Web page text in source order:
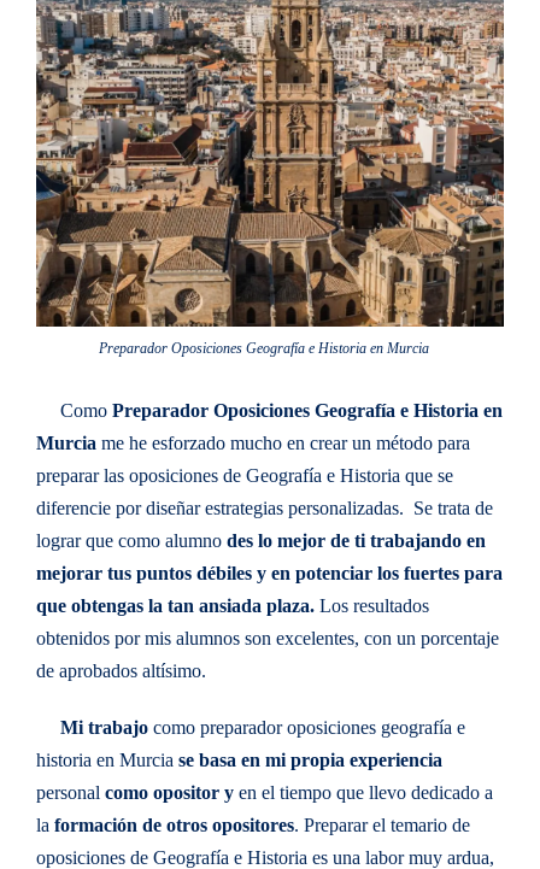
Preparador Oposiciones Geografía e Historia en Murcia
Como Preparador Oposiciones Geografía e Historia en
Murcia me he esforzado mucho en crear un método para
preparar las oposiciones de Geografía e Historia que se
diferencie por diseñar estrategias personalizadas. Se trata de
lograr que como alumno des lo mejor de ti trabajando en
mejorar tus puntos débiles y en potenciar los fuertes para
que obtengas la tan ansiada plaza. Los resultados
obtenidos por mis alumnos son excelentes, con un porcentaje
de aprobados altísimo.
Mi trabajo como preparador oposiciones geografía e
historia en Murcia se basa en mi propia experiencia
personal como opositor y en el tiempo que llevo dedicado a
la formación de otros opositores. Preparar el temario de
oposiciones de Geografía e Historia es una labor muy ardua,